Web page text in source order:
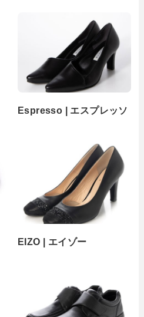
Espresso | エスプレッソ
EIZO | エイゾー